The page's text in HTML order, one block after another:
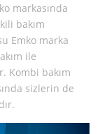
markasında
bakım
Emko marka
ile
Kombi bakım
sizlerin de